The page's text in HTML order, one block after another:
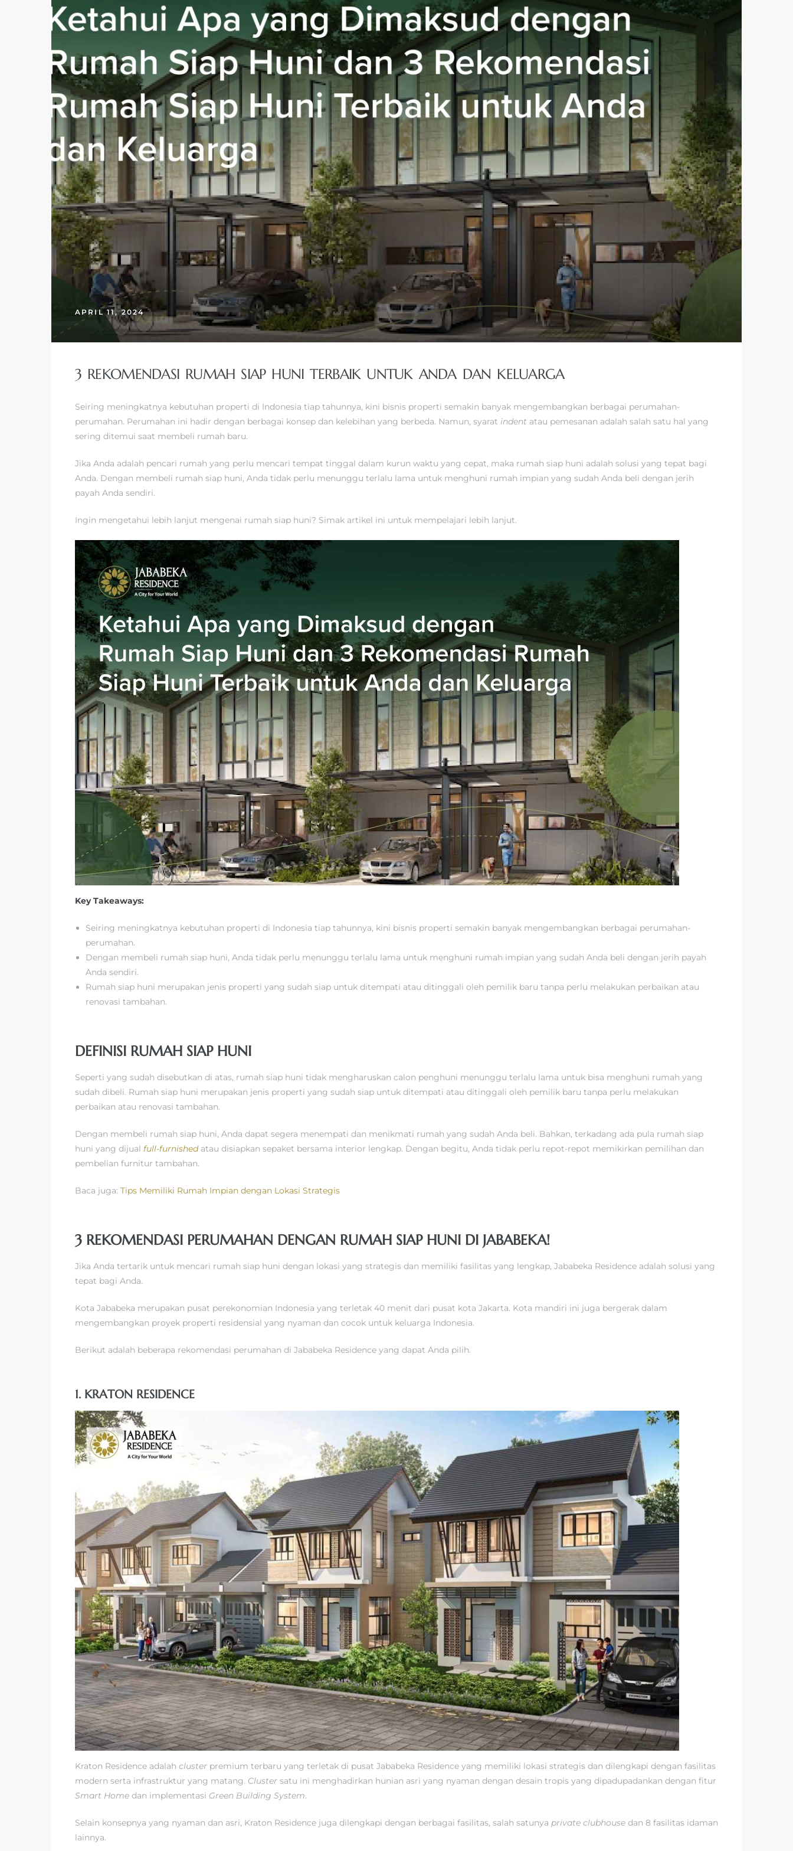
APRIL 11, 2024
3 REKOMENDASI RUMAH SIAP HUNI TERBAIK UNTUK ANDA DAN KELUARGA
Seiring meningkatnya kebutuhan properti di Indonesia tiap tahunnya, kini bisnis properti semakin banyak mengembangkan berbagai perumahan-
perumahan. Perumahan ini hadir dengan berbagai konsep dan kelebihan yang berbeda. Namun, syarat indent atau pemesanan adalah salah satu hal yang
sering ditemui saat membeli rumah baru.
Jika Anda adalah pencari rumah yang perlu mencari tempat tinggal dalam kurun waktu yang cepat, maka rumah siap huni adalah solusi yang tepat bagi
Anda. Dengan membeli rumah siap huni, Anda tidak perlu menunggu terlalu lama untuk menghuni rumah impian yang sudah Anda beli dengan jerih
payah Anda sendiri.
Ingin mengetahui lebih lanjut mengenai rumah siap huni? Simak artikel ini untuk mempelajari lebih lanjut.
Key Takeaways:
Seiring meningkatnya kebutuhan properti di Indonesia tiap tahunnya, kini bisnis properti semakin banyak mengembangkan berbagai perumahan-
perumahan.
Dengan membeli rumah siap huni, Anda tidak perlu menunggu terlalu lama untuk menghuni rumah impian yang sudah Anda beli dengan jerih payah
Anda sendiri.
Rumah siap huni merupakan jenis properti yang sudah siap untuk ditempati atau ditinggali oleh pemilik baru tanpa perlu melakukan perbaikan atau
renovasi tambahan.
DEFINISI RUMAH SIAP HUNI
Seperti yang sudah disebutkan di atas, rumah siap huni tidak mengharuskan calon penghuni menunggu terlalu lama untuk bisa menghuni rumah yang
sudah dibeli. Rumah siap huni merupakan jenis properti yang sudah siap untuk ditempati atau ditinggali oleh pemilik baru tanpa perlu melakukan
perbaikan atau renovasi tambahan.
Dengan membeli rumah siap huni, Anda dapat segera menempati dan menikmati rumah yang sudah Anda beli. Bahkan, terkadang ada pula rumah siap
huni yang dijual full-furnishedatau disiapkan sepaket bersama interior lengkap. Dengan begitu, Anda tidak perlu repot-repot memikirkan pemilihan dan
pembelian furnitur tambahan.
Baca juga: Tips Memiliki Rumah Impian dengan Lokasi Strategis
3 REKOMENDASI PERUMAHAN DENGAN RUMAH SIAP HUNI DI JABABEKA!
Jika Anda tertarik untuk mencari rumah siap huni dengan lokasi yang strategis dan memiliki fasilitas yang lengkap, Jababeka Residence adalah solusi yang
tepat bagi Anda.
Kota Jababeka merupakan pusat perekonomian Indonesia yang terletak 40 menit dari pusat kota Jakarta. Kota mandiri ini juga bergerak dalam
mengembangkan proyek properti residensial yang nyaman dan cocok untuk keluarga Indonesia.
Berikut adalah beberapa rekomendasi perumahan di Jababeka Residence yang dapat Anda pilih.
1. KRATON RESIDENCE
Kraton Residence adalah cluster premium terbaru yang terletak di pusat Jababeka Residence yang memiliki lokasi strategis dan dilengkapi dengan fasilitas
modern serta infrastruktur yang matang. Cluster satu ini menghadirkan hunian asri yang nyaman dengan desain tropis yang dipadupadankan dengan fitur
Smart Home dan implementasi Green Building System.
Selain konsepnya yang nyaman dan asri, Kraton Residence juga dilengkapi dengan berbagai fasilitas, salah satunya private clubhouse dan 8 fasilitas idaman
lainnya.